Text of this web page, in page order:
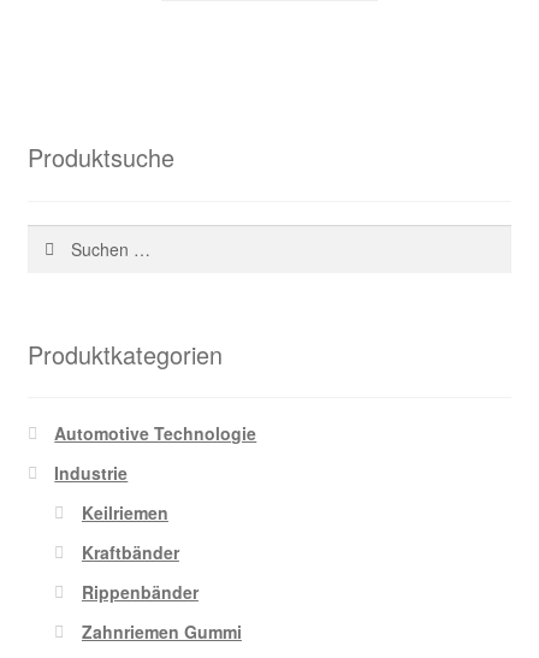
Produktsuche
Suchen
Produktkategorien
Automotive Technologie
Industrie
Keilriemen
Kraftbänder
Rippenbänder
Zahnriemen Gummi